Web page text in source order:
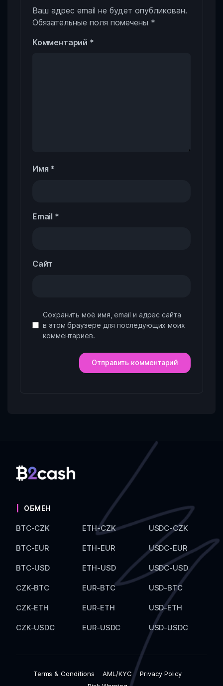
Ваш адрес email не будет опубликован.
Обязательные поля помечены *
Комментарий *
Имя *
Email *
Сайт
Сохранить моё имя, email и адрес сайта
в этом браузере для последующих моих
комментариев.
ОБМЕН
BTC-CZK
BTC-EUR
BTC-USD
CZK-BTC
CZK-ETH
CZK-USDC
ETH-CZK
ETH-EUR
ETH-USD
EUR-BTC
EUR-ETH
EUR-USDC
USDC-CZK
USDC-EUR
USDC-USD
USD-BTC
USD-ETH
USD-USDC
Terms & Conditions AML/KYC
Privacy Policy